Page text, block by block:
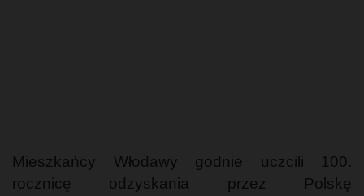
Mieszkańcy Włodawy godnie uczcili 100.
rocznicę odzyskania przez Polskę